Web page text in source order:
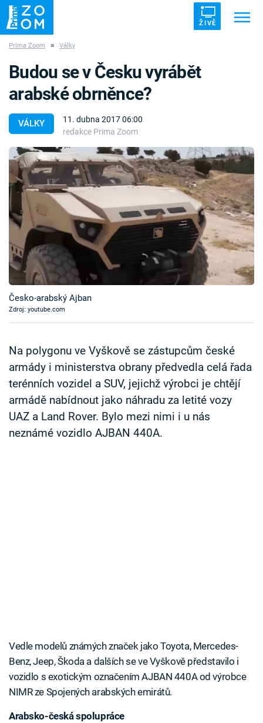
ŽIVĚ
ZÁHADY VETŘELCI DÁVNOVĚKU
Témata
Témata
Pořady
TV Program
Časopis
Sledujte prima+
Sledujte nás
Prima Zoom ■ Války
VÁLKY
11. dubna 2017 06:00
redakce Prima Zoom
Budou se v Česku vyrábět
arabské obrněnce?
Česko-arabský Ajban
Zdroj: youtube.com
Na polygonu ve Vyškově se zástupcům české
armády i ministerstva obrany předvedla celá řada
terénních vozidel a SUV, jejichž výrobci je chtějí
armádě nabídnout jako náhradu za letité vozy
UAZ a Land Rover. Bylo mezi nimi i u nás
neznámé vozidlo AJBAN 440A.
Vedle modelů známých značek jako Toyota, Mercedes-
Benz, Jeep, Škoda a dalších se ve Vyškově představilo i
vozidlo s exotickým označením AJBAN 440A od výrobce
NIMR ze Spojených arabských emirátů.
Arabsko-česká spolupráce